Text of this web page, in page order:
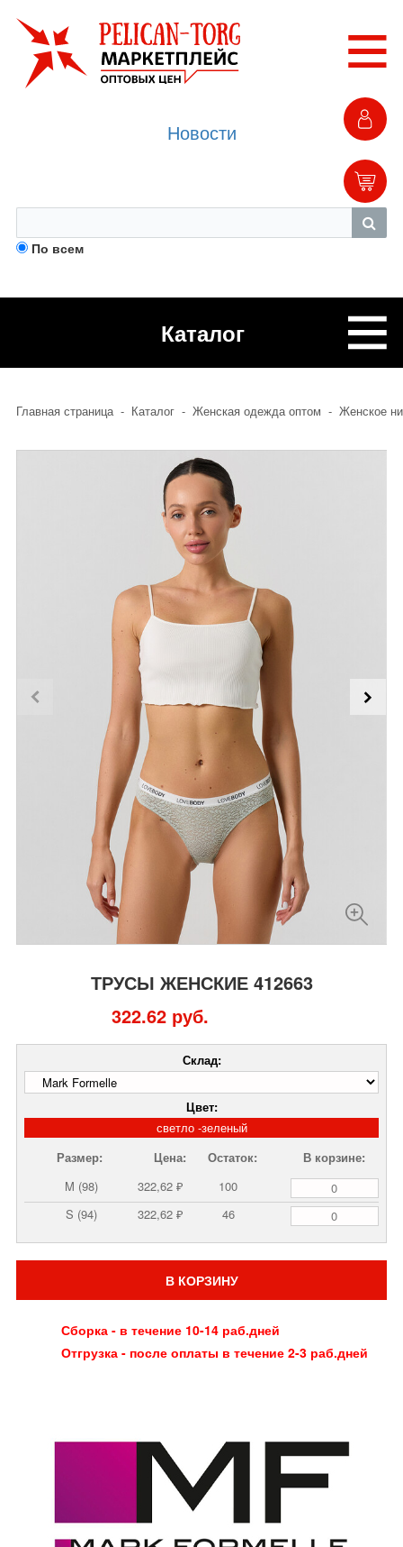
По всем
Новости
Каталог
Главная страница - Каталог - Женская одежда оптом - Женское
ТРУСЫ ЖЕНСКИЕ 412663
322.62 руб.
Склад:
Цвет:
светло -зеленый
Размер:
Цена: Остаток:
В корзине:
M (98)
322,62 ₽
100
S (94)
322,62 ₽ 46
В КОРЗИНУ
Сборка - в течение 10-14 раб.дней
Отгрузка - после оплаты в течение 2-3 раб.дней